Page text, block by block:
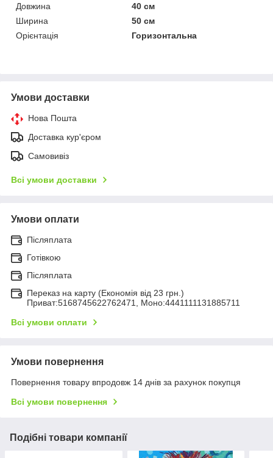
Довжина
40 см
Ширина
50 см
Орієнтація
Горизонтальна
Умови доставки
Нова Пошта
Доставка кур'єром
Самовивіз
Всі умови доставки
Умови оплати
Післяплата
Готівкою
Післяплата
Переказ на карту (Економія від 23 грн.)
Приват:5168745622762471, Моно:4441111131885711
Всі умови оплати
Умови повернення
Повернення товару впродовж 14 днів за рахунок покупця
Всі умови повернення
Подібні товари компанії